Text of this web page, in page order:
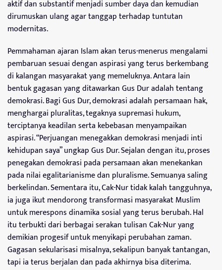
aktif dan substantif menjadi sumber daya dan kemudian
dirumuskan ulang agar tanggap terhadap tuntutan
modernitas.
Pemmahaman ajaran Islam akan terus-menerus mengalami
pembaruan sesuai dengan aspirasi yang terus berkembang
di kalangan masyarakat yang memeluknya. Antara lain
bentuk gagasan yang ditawarkan Gus Dur adalah tentang
demokrasi. Bagi Gus Dur, demokrasi adalah persamaan hak,
menghargai pluralitas, tegaknya supremasi hukum,
terciptanya keadilan serta kebebasan menyampaikan
aspirasi. “Perjuangan menegakkan demokrasi menjadi inti
kehidupan saya” ungkap Gus Dur. Sejalan dengan itu, proses
penegakan demokrasi pada persamaan akan menekankan
pada nilai egalitarianisme dan pluralisme. Semuanya saling
berkelindan. Sementara itu, Cak-Nur tidak kalah tangguhnya,
ia juga ikut mendorong transformasi masyarakat Muslim
untuk merespons dinamika sosial yang terus berubah. Hal
itu terbukti dari berbagai serakan tulisan Cak-Nur yang
demikian progesif untuk menyikapi perubahan zaman.
Gagasan sekularisasi misalnya, sekalipun banyak tantangan,
tapi ia terus berjalan dan pada akhirnya bisa diterima.